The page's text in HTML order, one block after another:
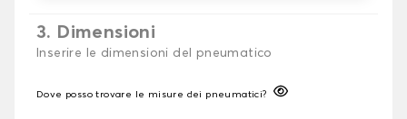
3. Dimensioni
Inserire le dimensioni del pneumatico
Dove posso trovare le misure dei pneumatici?